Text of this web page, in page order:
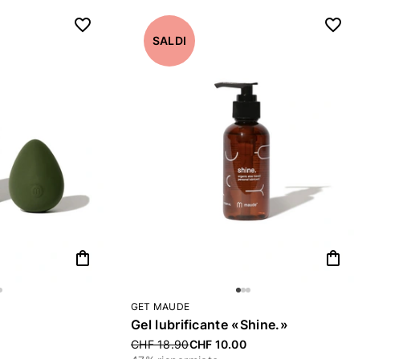
shopping_bag shopping_bag
SALDI
GET MAUDE
Gel lubrificante «Shine.»
Price reduced from
CHF 18.90CHF 10.00